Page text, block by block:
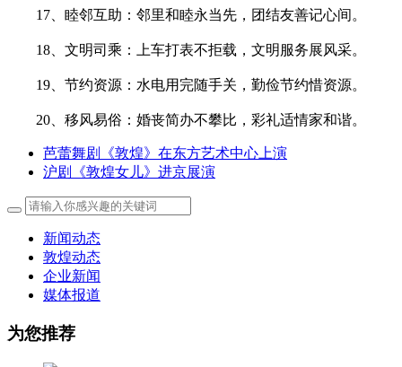
17、睦邻互助：邻里和睦永当先，团结友善记心间。
18、文明司乘：上车打表不拒载，文明服务展风采。
19、节约资源：水电用完随手关，勤俭节约惜资源。
20、移风易俗：婚丧简办不攀比，彩礼适情家和谐。
芭蕾舞剧《敦煌》在东方艺术中心上演
沪剧《敦煌女儿》进京展演
新闻动态
敦煌动态
企业新闻
媒体报道
为您推荐